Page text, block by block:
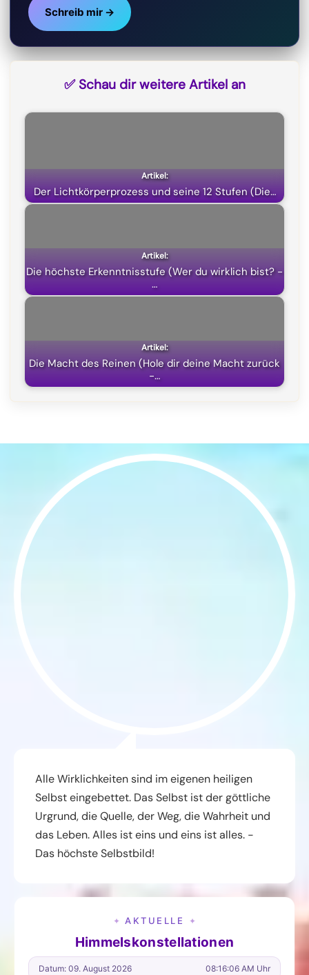
Schreib mir →
✅ Schau dir weitere Artikel an
Der Lichtkörperprozess und seine 12 Stufen (Die…
Die höchste Erkenntnisstufe (Wer du wirklich bist? -
…
Die Macht des Reinen (Hole dir deine Macht zurück
-…
Alle Wirklichkeiten sind im eigenen heiligen
Selbst eingebettet. Das Selbst ist der göttliche
Urgrund, die Quelle, der Weg, die Wahrheit und
das Leben. Alles ist eins und eins ist alles. -
Das höchste Selbstbild!
✦ AKTUELLE ✦
Himmelskonstellationen
Datum: 09. August 2026 08:16:07 AM Uhr